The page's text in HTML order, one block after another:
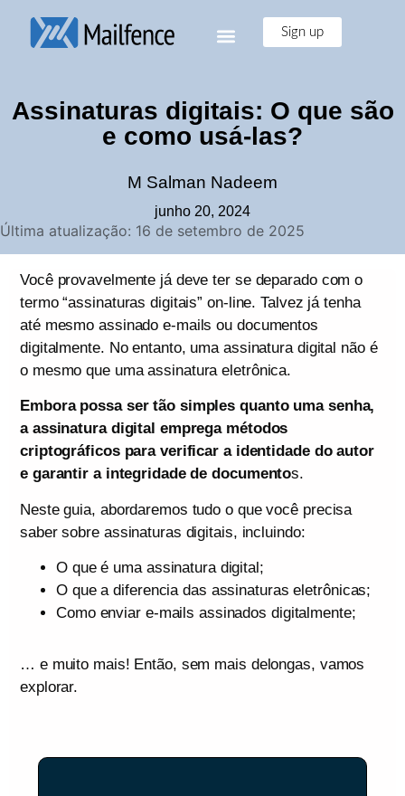
Sign up
Assinaturas digitais: O que são
e como usá-las?
M Salman Nadeem
junho 20, 2024
Última atualização: 16 de setembro de 2025
Você provavelmente já deve ter se deparado com o
termo “assinaturas digitais” on-line. Talvez já tenha
até mesmo assinado e-mails ou documentos
digitalmente. No entanto, uma assinatura digital não é
o mesmo que uma assinatura eletrônica.
Embora possa ser tão simples quanto uma senha,
a assinatura digital emprega métodos
criptográficos para verificar a identidade do autor
e garantir a integridade de documentos.
Neste guia, abordaremos tudo o que você precisa
saber sobre assinaturas digitais, incluindo:
O que é uma assinatura digital;
O que a diferencia das assinaturas eletrônicas;
Como enviar e-mails assinados digitalmente;
… e muito mais! Então, sem mais delongas, vamos
explorar.